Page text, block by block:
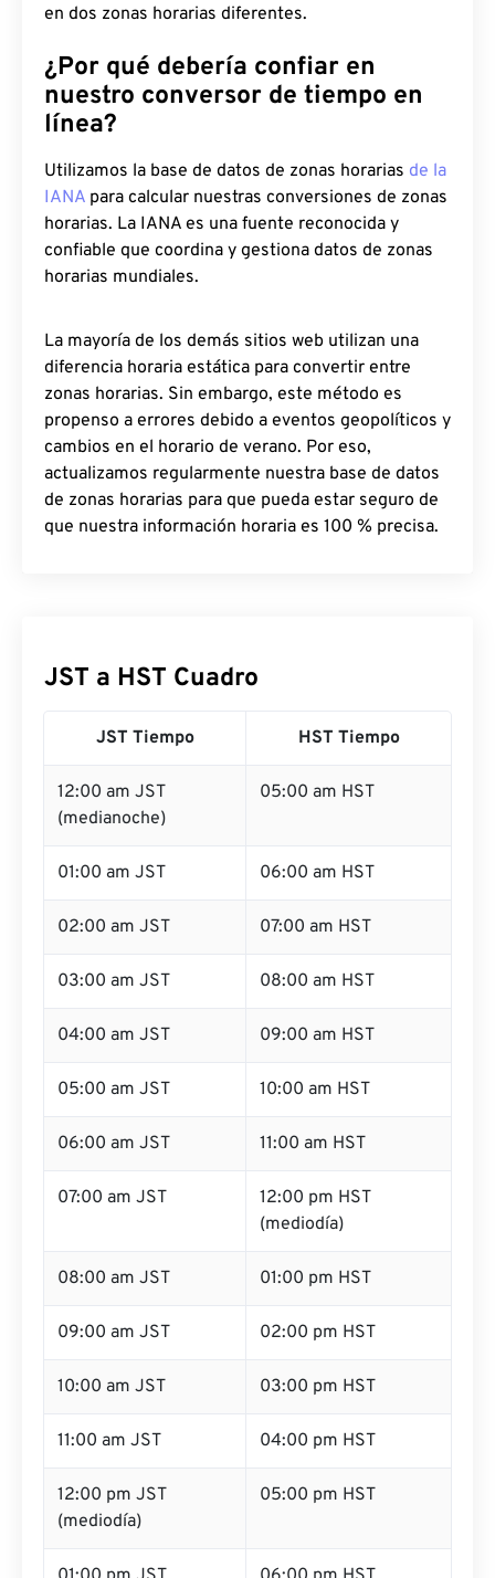
en dos zonas horarias diferentes.
¿Por qué debería confiar en
nuestro conversor de tiempo en
línea?
Utilizamos la base de datos de zonas horarias de la
IANA para calcular nuestras conversiones de zonas
horarias. La IANA es una fuente reconocida y
confiable que coordina y gestiona datos de zonas
horarias mundiales.
La mayoría de los demás sitios web utilizan una
diferencia horaria estática para convertir entre
zonas horarias. Sin embargo, este método es
propenso a errores debido a eventos geopolíticos y
cambios en el horario de verano. Por eso,
actualizamos regularmente nuestra base de datos
de zonas horarias para que pueda estar seguro de
que nuestra información horaria es 100 % precisa.
JST a HST Cuadro
JST Tiempo HST Tiempo
12:00 am JST
(medianoche)
05:00 am HST
01:00 am JST 06:00 am HST
02:00 am JST 07:00 am HST
03:00 am JST 08:00 am HST
04:00 am JST 09:00 am HST
05:00 am JST 10:00 am HST
06:00 am JST 11:00 am HST
07:00 am JST
12:00 pm HST
(mediodía)
08:00 am JST 01:00 pm HST
09:00 am JST 02:00 pm HST
10:00 am JST 03:00 pm HST
11:00 am JST 04:00 pm HST
12:00 pm JST
(mediodía)
05:00 pm HST